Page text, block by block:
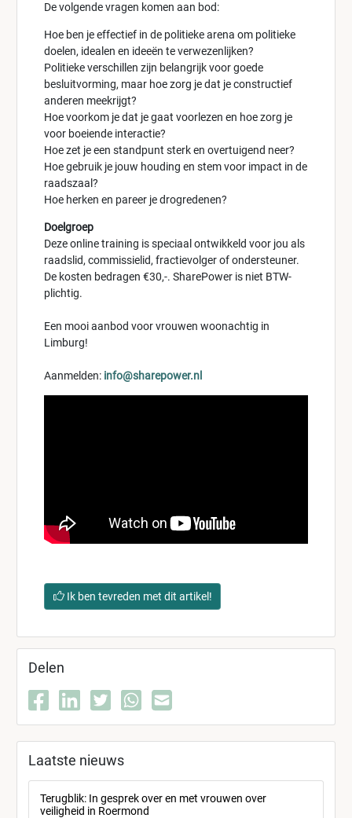
De volgende vragen komen aan bod:
Hoe ben je effectief in de politieke arena om politieke
doelen, idealen en ideeën te verwezenlijken?
Politieke verschillen zijn belangrijk voor goede
besluitvorming, maar hoe zorg je dat je constructief
anderen meekrijgt?
Hoe voorkom je dat je gaat voorlezen en hoe zorg je
voor boeiende interactie?
Hoe zet je een standpunt sterk en overtuigend neer?
Hoe gebruik je jouw houding en stem voor impact in de
raadszaal?
Hoe herken en pareer je drogredenen?
Doelgroep
Deze online training is speciaal ontwikkeld voor jou als
raadslid, commissielid, fractievolger of ondersteuner.
De kosten bedragen €30,-. SharePower is niet BTW-
plichtig.
Een mooi aanbod voor vrouwen woonachtig in
Limburg!
Aanmelden: info@sharepower.nl
Ik ben tevreden met dit artikel!
Delen
Laatste nieuws
Terugblik: In gesprek over en met vrouwen over
veiligheid in Roermond